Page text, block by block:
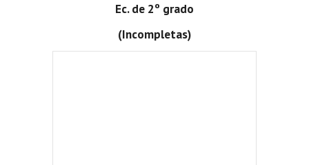
Ec. de 2º grado
(Incompletas)